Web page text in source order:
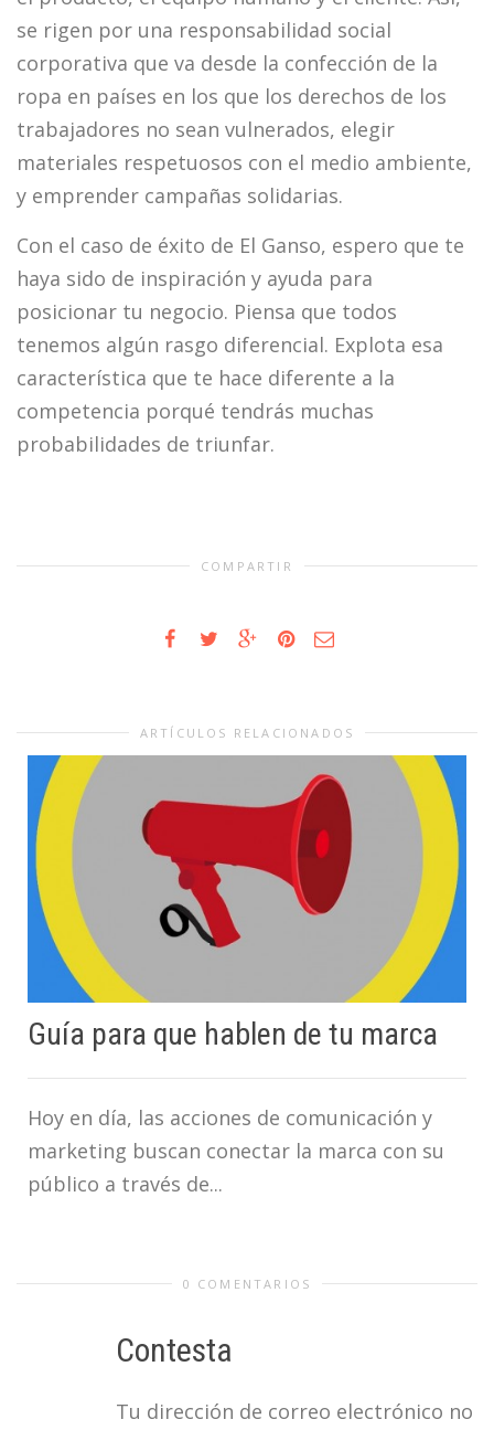
se rigen por una responsabilidad social
corporativa que va desde la confección de la
ropa en países en los que los derechos de los
trabajadores no sean vulnerados, elegir
materiales respetuosos con el medio ambiente,
y emprender campañas solidarias.
Con el caso de éxito de El Ganso, espero que te
haya sido de inspiración y ayuda para
posicionar tu negocio. Piensa que todos
tenemos algún rasgo diferencial. Explota esa
característica que te hace diferente a la
competencia porqué tendrás muchas
probabilidades de triunfar.
COMPARTIR
ARTÍCULOS RELACIONADOS
Guía para que hablen de tu marca
Hoy en día, las acciones de comunicación y
marketing buscan conectar la marca con su
público a través de...
0 COMENTARIOS
Contesta
Tu dirección de correo electrónico no